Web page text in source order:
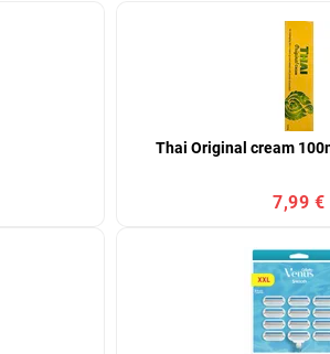
Thai Original cream
7,99 €